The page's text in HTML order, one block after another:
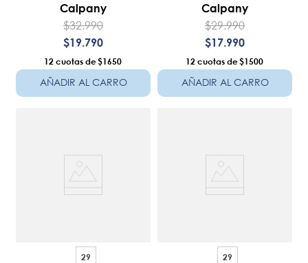
Calpany
$32.990
$19.790
12 $1650
AÑADIR AL CARRO
Calpany
$29.990
$17.990
12 $1500
AÑADIR AL CARRO
29 29